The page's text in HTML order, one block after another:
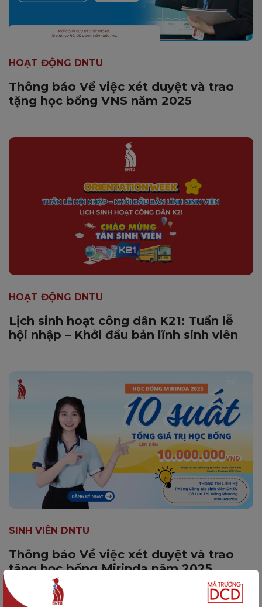
HOẠT ĐỘNG DNTU
Thông báo Về việc xét duyệt và trao
tặng học bổng VNS năm 2025
HOẠT ĐỘNG DNTU
Lịch sinh hoạt công dân K21: Tuần lễ
hội nhập – Khởi đầu bản lĩnh sinh viên
SINH VIÊN DNTU
Thông báo Về việc xét duyệt và trao
tặng học bổng Mirinda năm 2025